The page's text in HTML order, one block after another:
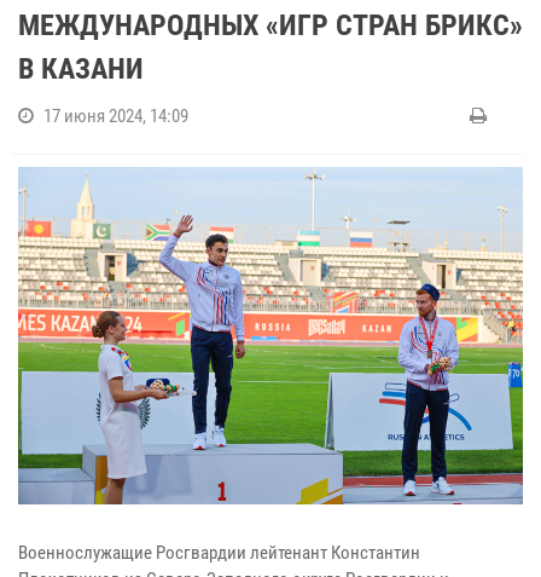
МЕЖДУНАРОДНЫХ «ИГР СТРАН БРИКС»
В КАЗАНИ
17 июня 2024, 14:09
Военнослужащие Росгвардии лейтенант Константин